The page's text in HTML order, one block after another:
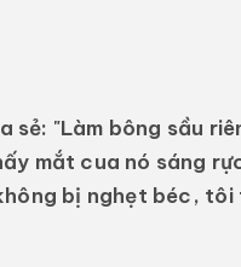
sẻ: "Làm bông sầu
mắt cua nó sáng
bị nghẹt béc, tôi